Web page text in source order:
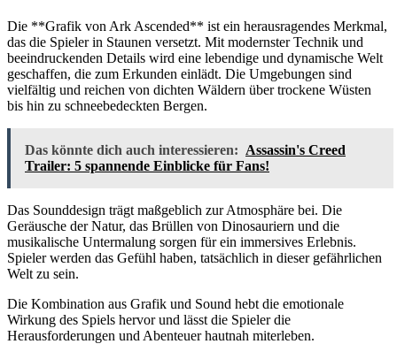
Die **Grafik von Ark Ascended** ist ein herausragendes Merkmal,
das die Spieler in Staunen versetzt. Mit modernster Technik und
beeindruckenden Details wird eine lebendige und dynamische Welt
geschaffen, die zum Erkunden einlädt. Die Umgebungen sind
vielfältig und reichen von dichten Wäldern über trockene Wüsten
bis hin zu schneebedeckten Bergen.
Das könnte dich auch interessieren: Assassin's Creed
Trailer: 5 spannende Einblicke für Fans!
Das Sounddesign trägt maßgeblich zur Atmosphäre bei. Die
Geräusche der Natur, das Brüllen von Dinosauriern und die
musikalische Untermalung sorgen für ein immersives Erlebnis.
Spieler werden das Gefühl haben, tatsächlich in dieser gefährlichen
Welt zu sein.
Die Kombination aus Grafik und Sound hebt die emotionale
Wirkung des Spiels hervor und lässt die Spieler die
Herausforderungen und Abenteuer hautnah miterleben.